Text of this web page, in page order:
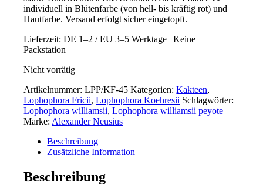
individuell in Blütenfarbe (von hell- bis kräftig rot) und
Hautfarbe. Versand erfolgt sicher eingetopft.
Lieferzeit:DE 1–2 / EU 3–5 Werktage | Keine
Packstation
Nicht vorrätig
Artikelnummer:LPP/KF-45 Kategorien:Kakteen,
Lophophora Fricii,Lophophora Koehresii Schlagwörter:
Lophophora williamsii,Lophophora williamsii peyote
Marke: Alexander Neusius
Beschreibung
Zusätzliche Information
Beschreibung